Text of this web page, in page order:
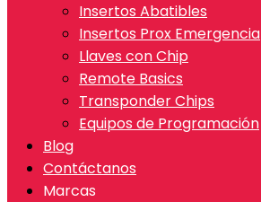
Insertos Abatibles
Insertos Prox Emergencia
Llaves con Chip
Remote Basics
Transponder Chips
Equipos de Programación
Blog
Contáctanos
Marcas